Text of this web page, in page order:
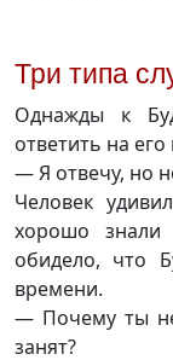
Три типа
Однажды к
ответить на
— Я отвечу, но
Человек
хорошо
обидело, что
времени.
— Почему ты
занят?